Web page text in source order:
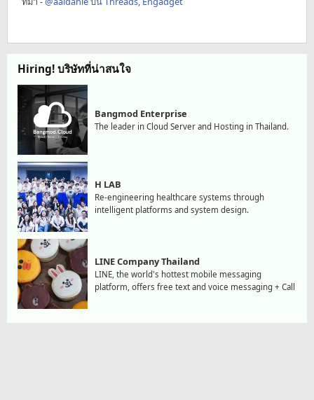
Hiring! บริษัทที่น่าสนใจ
Bangmod Enterprise
The leader in Cloud Server and Hosting in Thailand.
H LAB
Re-engineering healthcare systems through
intelligent platforms and system design.
LINE Company Thailand
LINE, the world's hottest mobile messaging
platform, offers free text and voice messaging + Call